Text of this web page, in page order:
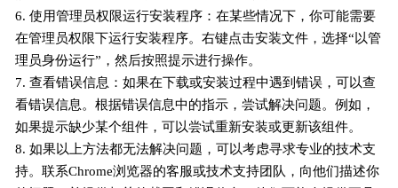
6. 使用管理员权限运行安装程序：在某些情况下，你可能需要
在管理员权限下运行安装程序。右键点击安装文件，选择“以管
理员身份运行”，然后按照提示进行操作。
7. 查看错误信息：如果在下载或安装过程中遇到错误，可以查
看错误信息。根据错误信息中的指示，尝试解决问题。例如，
如果提示缺少某个组件，可以尝试重新安装或更新该组件。
8. 如果以上方法都无法解决问题，可以考虑寻求专业的技术支
持。联系Chrome浏览器的客服或技术支持团队，向他们描述你